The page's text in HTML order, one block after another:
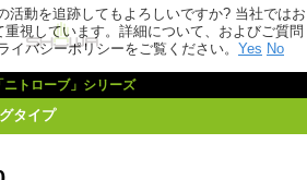
トローブ」シリーズ
タイプ
活動を追跡してもよろしいですか? 当社ではお
視しています。詳細について、およびご質問
イバシーポリシーをご覧ください。 Yes No